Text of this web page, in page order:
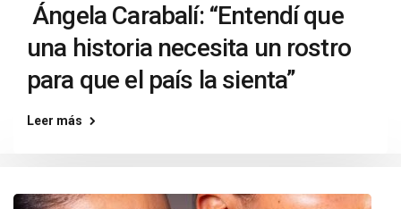
Ángela Carabalí: “Entendí que
una historia necesita un rostro
para que el país la sienta”
Leer más